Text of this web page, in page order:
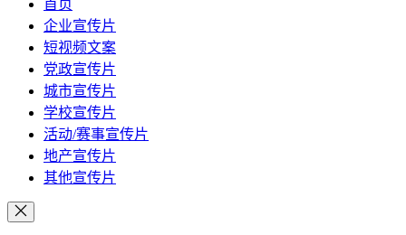
首页
企业宣传片
短视频文案
党政宣传片
城市宣传片
学校宣传片
活动/赛事宣传片
地产宣传片
其他宣传片